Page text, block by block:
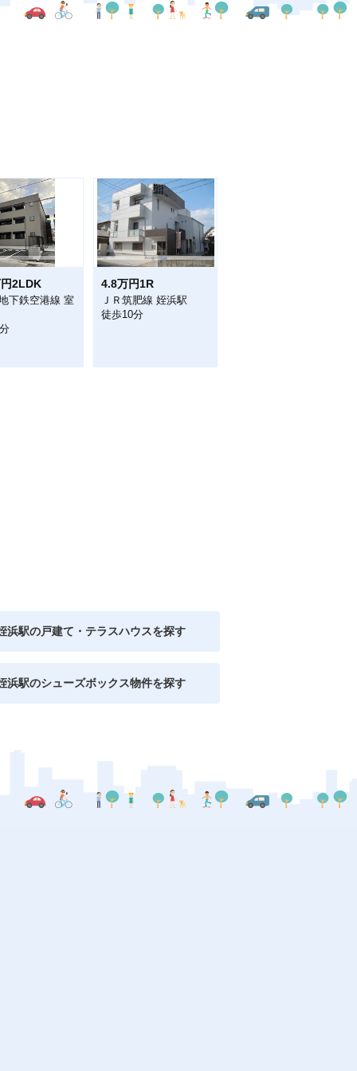
2LDK
下鉄空港線 室
4.8万円1R
ＪＲ筑肥線 姪浜駅
徒歩10分
浜駅の戸建て・テラスハウスを探す
浜駅のシューズボックス物件を探す